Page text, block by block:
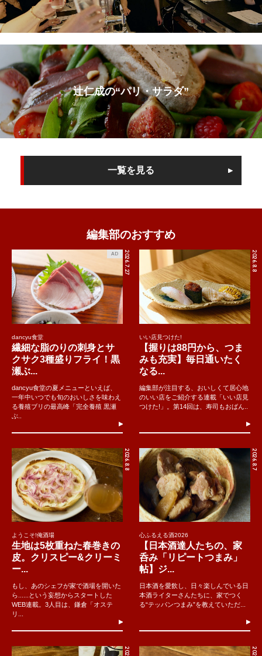
辻仁成の“パリ・サラダ”
一覧を見る
編集部のおすすめ
2026.7.27
AD
dancyu食堂
繊細な脂のりの刺身とサ
クサク3種盛りフライ！黒
瀬ぶ...
dancyu食堂の夏メニューといえば、
一年中いつでも旬のおいしさを味わえ
る養殖ブリの最高峰「完全養殖 黒瀬
ぶ..
2026.8.8
いい店見つけた!
【握りは88円から、つま
みも充実】毎日通いたく
なる...
編集部が注目する、おいしくて居心地
のいい店をご紹介する連載「いい店見
つけた!」。第14回は、寿司もおばん..
2026.8.8
ようこそ!俺酒場
生地は5枚重ねた春巻きの
皮。クリスピー&クリーミ
ー...
もし、あのシェフが家で酒場を開いた
ら......という妄想からスタートした
WEB連載。3人目は、鎌倉「オステ
リ...
2026.8.7
心ふるえる酒2026
【日本酒達人たちの、家
呑み「リピートつまみ」
帖】ジ...
日本酒を愛飲し、日々楽しんでいる日
本酒ライターさんたちに、家でつく
る“テッパンつまみ”を教えていただ...